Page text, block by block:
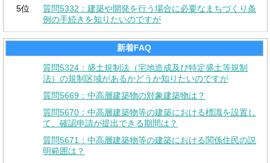
5位
質問5332：建築や開発を行う場合に必要なまちづくり条
例の手続きを知りたいのですが
新着FAQ
質問5324：盛土規制法（宅地造成及び特定盛土等規制
法）の規制区域があるかどうか知りたいのですが
質問5669：中高層建築物の対象建築物は？
質問5670：中高層建築物等の建築における標識を設置し
て、確認申請が提出できる期間は？
質問5671：中高層建築物等の建築における関係住民の説
明範囲は？